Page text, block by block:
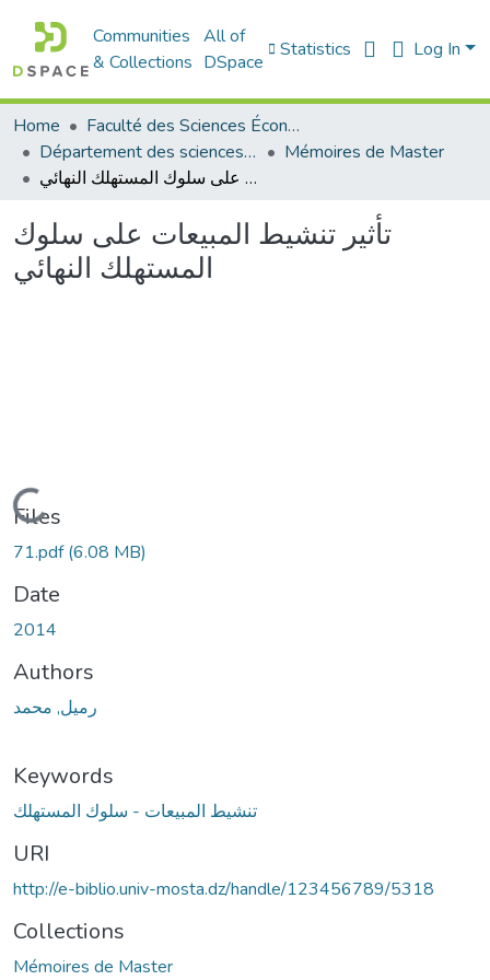
Communities
& Collections
All of
DSpace
Statistics Log In
Home
Faculté des Sciences Économiques Commerciales et des Sciences de Gestion
Département des sciences commerciales
Mémoires de Master
تأثير تنشيط المبيعات على سلوك المستهلك النهائي
تأثير تنشيط المبيعات على سلوك
المستهلك النهائي
Loading...
Files
71.pdf(6.08 MB)
Date
2014
Authors
رميل, محمد
Keywords
تنشيط المبيعات - سلوك المستهلك
URI
http://e-biblio.univ-mosta.dz/handle/123456789/5318
Collections
Mémoires de Master